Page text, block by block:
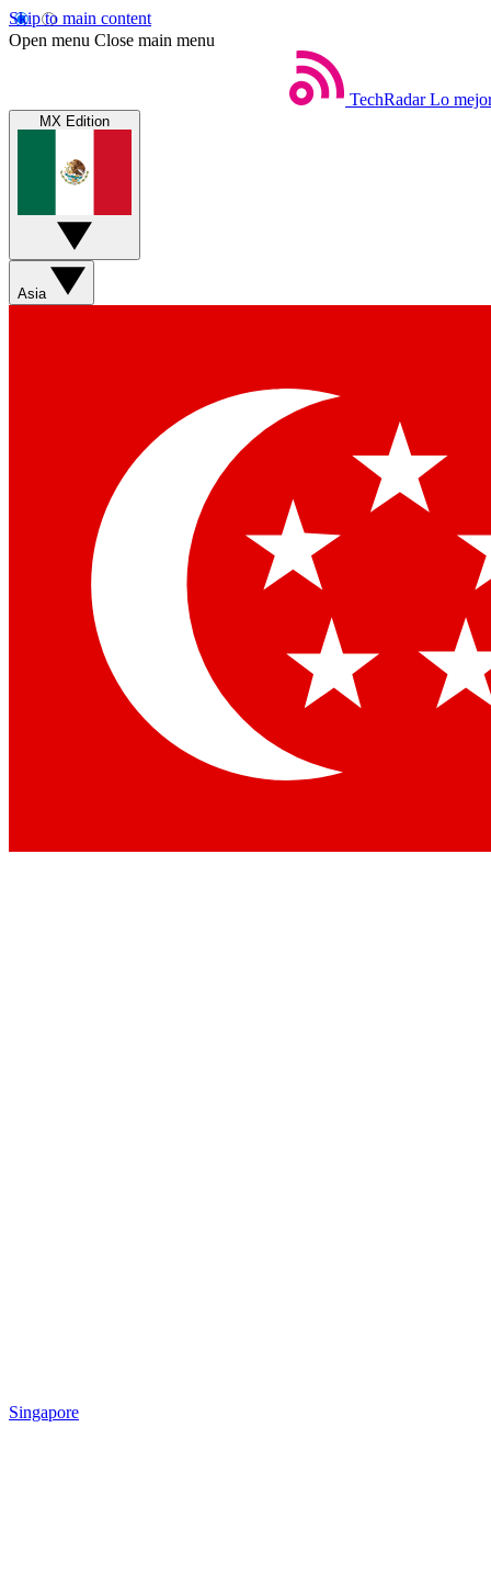
Skip to main content
Open menu Close main menu
TechRadar Lo
MX Edition
Asia
Singapore